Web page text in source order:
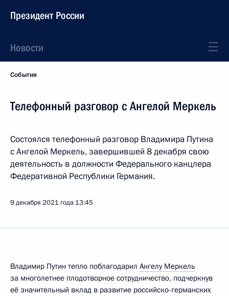
Президент России
Новости
События
Телефонный разговор с Ангелой Меркель
Состоялся телефонный разговор Владимира Путина
с Ангелой Меркель, завершившей 8 декабря свою
деятельность в должности Федерального канцлера
Федеративной Республики Германия.
9 декабря 2021 года 13:45
Владимир Путин тепло поблагодарил Ангелу Меркель
за многолетнее плодотворное сотрудничество, подчеркнув
её значительный вклад в развитие российско-германских